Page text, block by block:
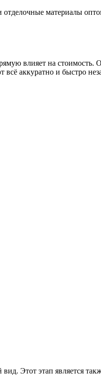
материалы
влияет на стоимость.
аккуратно и быстро
Этот этап является